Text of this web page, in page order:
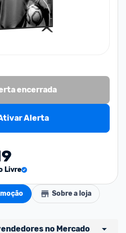
encerrada
Alerta
Livre
Sobre a loja
no Mercado